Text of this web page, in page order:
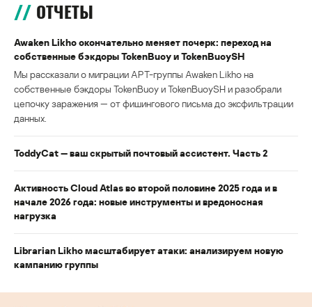
ОТЧЕТЫ
Awaken Likho окончательно меняет почерк: переход на
собственные бэкдоры TokenBuoy и TokenBuoySH
Мы рассказали о миграции APT-группы Awaken Likho на
собственные бэкдоры TokenBuoy и TokenBuoySH и разобрали
цепочку заражения — от фишингового письма до эксфильтрации
данных.
ToddyCat — ваш скрытый почтовый ассистент. Часть 2
Активность Cloud Atlas во второй половине 2025 года и в
начале 2026 года: новые инструменты и вредоносная
нагрузка
Librarian Likho масштабирует атаки: анализируем новую
кампанию группы